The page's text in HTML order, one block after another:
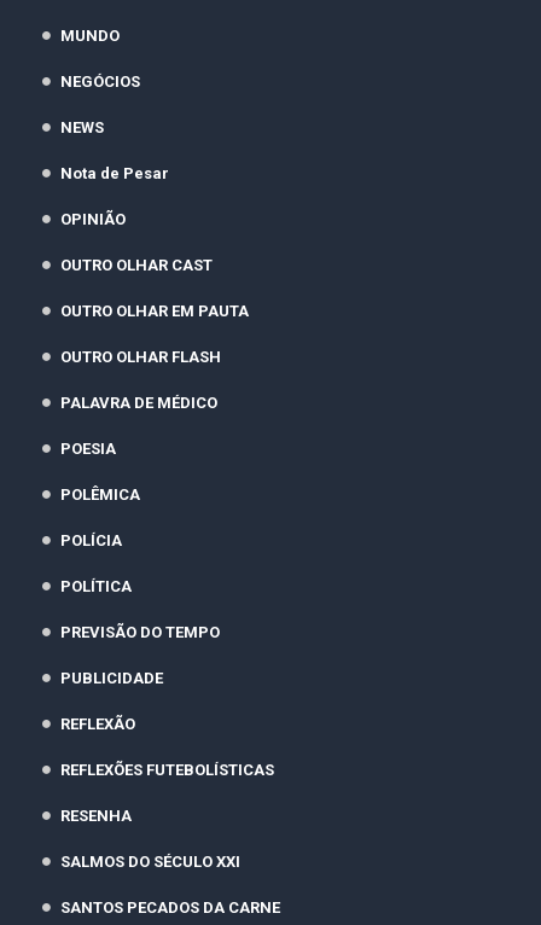
MUNDO
NEGÓCIOS
NEWS
Nota de Pesar
OPINIÃO
OUTRO OLHAR CAST
OUTRO OLHAR EM PAUTA
OUTRO OLHAR FLASH
PALAVRA DE MÉDICO
POESIA
POLÊMICA
POLÍCIA
POLÍTICA
PREVISÃO DO TEMPO
PUBLICIDADE
REFLEXÃO
REFLEXÕES FUTEBOLÍSTICAS
RESENHA
SALMOS DO SÉCULO XXI
SANTOS PECADOS DA CARNE